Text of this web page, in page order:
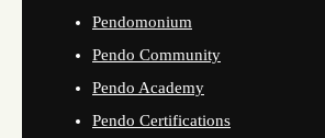
Pendomonium
Pendo Community
Pendo Academy
Pendo Certifications